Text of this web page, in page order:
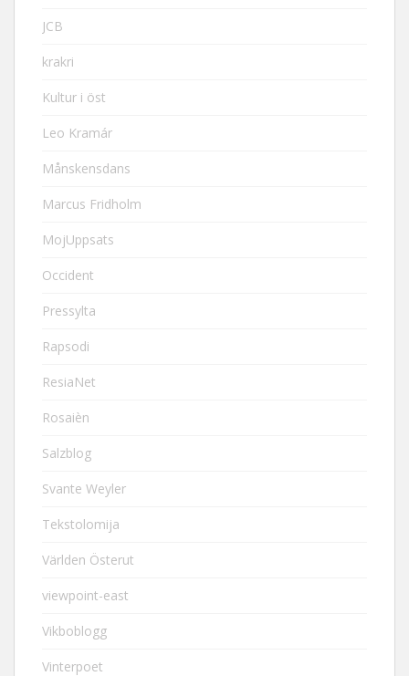
JCB
krakri
Kultur i öst
Leo Kramár
Månskensdans
Marcus Fridholm
MojUppsats
Occident
Pressylta
Rapsodi
ResiaNet
Rosaièn
Salzblog
Svante Weyler
Tekstolomija
Världen Österut
viewpoint-east
Vikboblogg
Vinterpoet